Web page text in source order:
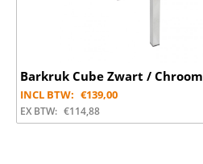
Barkruk Cube Zwart / Chroom
INCL BTW: €139,00
EX BTW: €114,88